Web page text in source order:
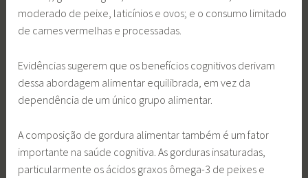
moderado de peixe, laticínios e ovos; e o consumo limitado
de carnes vermelhas e processadas.
Evidências sugerem que os benefícios cognitivos derivam
dessa abordagem alimentar equilibrada, em vez da
dependência de um único grupo alimentar.
A composição de gordura alimentar também é um fator
importante na saúde cognitiva. As gorduras insaturadas,
particularmente os ácidos graxos ômega-3 de peixes e